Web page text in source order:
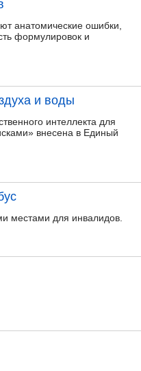
анатомические ошибки,
формулировок и
и воды
интеллекта для
внесена в Единый
местами для инвалидов.